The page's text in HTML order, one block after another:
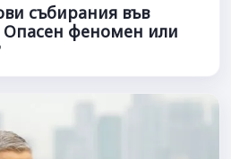
събирания във
Опасен феномен или